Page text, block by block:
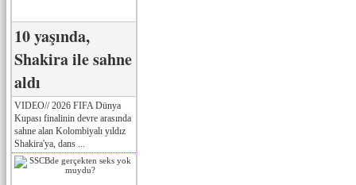
10 yaşında,
Shakira ile sahne
aldı
VIDEO// 2026 FIFA Dünya
Kupası finalinin devre arasında
sahne alan Kolombiyalı yıldız
Shakira'ya, dans ...